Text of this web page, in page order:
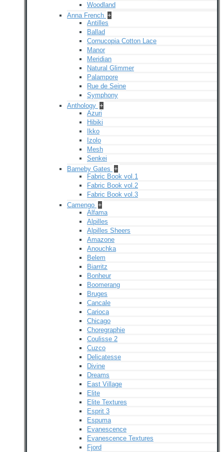
Woodland
Anna French +
Antilles
Ballad
Cornucopia Cotton Lace
Manor
Meridian
Natural Glimmer
Palampore
Rue de Seine
Symphony
Anthology +
Azuri
Hibiki
Ikko
Izolo
Mesh
Senkei
Barneby Gates +
Fabric Book vol.1
Fabric Book vol.2
Fabric Book vol.3
Camengo +
Alfama
Alpilles
Alpilles Sheers
Amazone
Anouchka
Belem
Biarritz
Bonheur
Boomerang
Bruges
Cancale
Carioca
Chicago
Choregraphie
Coulisse 2
Cuzco
Delicatesse
Divine
Dreams
East Village
Elite
Elite Textures
Esprit 3
Espuma
Evanescence
Evanescence Textures
Fjord